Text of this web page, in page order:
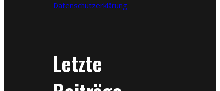
Datenschutzerklärung
Letzte